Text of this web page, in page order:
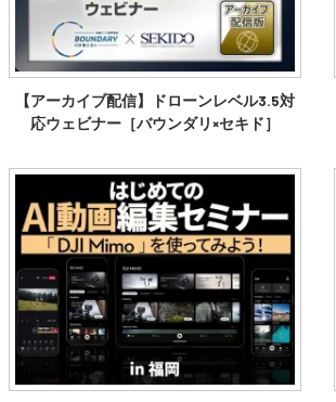
【アーカイブ配信】ドローンレベル3.5対
応ウェビナー［バウンダリ×セキド］